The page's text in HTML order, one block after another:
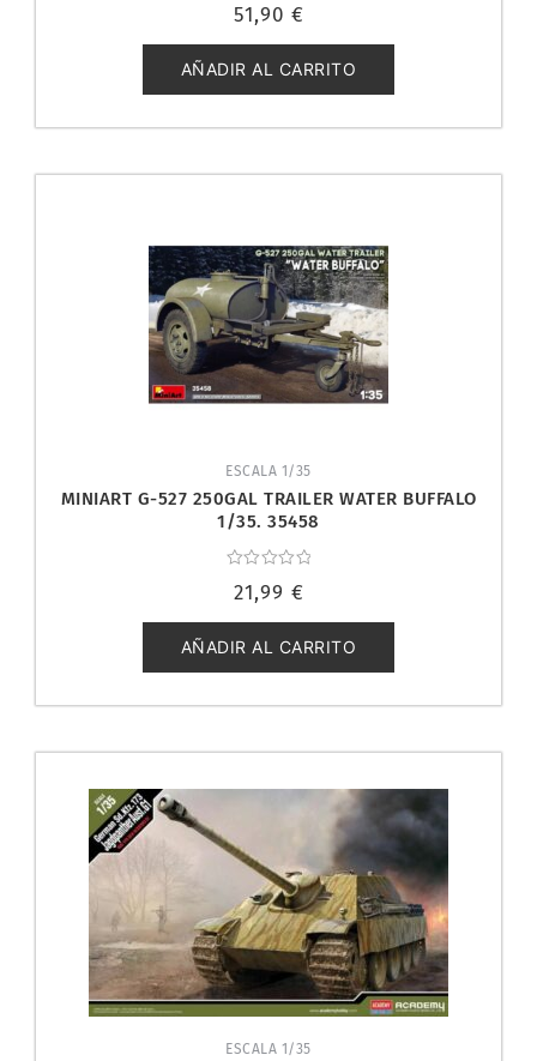
con
de
5
51,90 €
AÑADIR AL CARRITO
ESCALA 1/35
MINIART G-527 250GAL TRAILER WATER BUFFALO
1/35. 35458
con
de
5
21,99 €
AÑADIR AL CARRITO
ESCALA 1/35